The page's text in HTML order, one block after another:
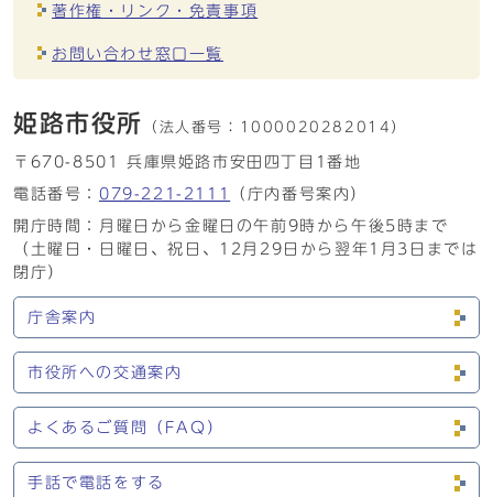
著作権・リンク・免責事項
お問い合わせ窓口一覧
姫路市役所 （法人番号： 1000020282014）
〒670-8501 兵庫県姫路市安田四丁目1番地
電話番号： 079-221-2111
（庁内番号案内）
開庁時間：月曜日から金曜日の午前9時から午後5時まで
（土曜日・日曜日、祝日、12月29日から翌年1月3日までは
閉庁）
庁舎案内
市役所への交通案内
よくあるご質問（FAQ）
手話で電話をする